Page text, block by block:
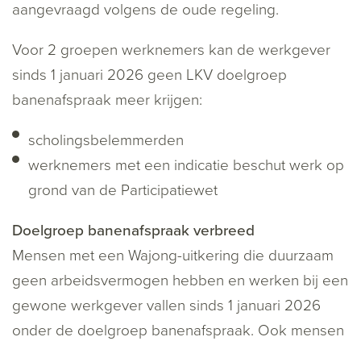
aangevraagd volgens de oude regeling.
Voor 2 groepen werknemers kan de werkgever
sinds 1 januari 2026 geen LKV doelgroep
banenafspraak meer krijgen:
scholingsbelemmerden
werknemers met een indicatie beschut werk op
grond van de Participatiewet
Doelgroep banenafspraak verbreed
Mensen met een Wajong-uitkering die duurzaam
geen arbeidsvermogen hebben en werken bij een
gewone werkgever vallen sinds 1 januari 2026
onder de doelgroep banenafspraak. Ook mensen